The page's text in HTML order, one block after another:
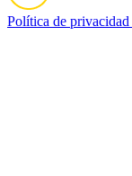
Política de privacidad